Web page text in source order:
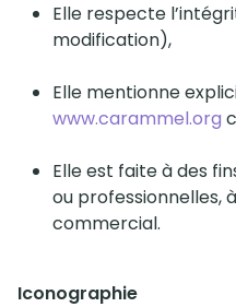
Elle respecte
modification),
Elle mentionne
www.carammel.org
Elle est faite à des
ou professionnelles,
commercial.
Iconographie